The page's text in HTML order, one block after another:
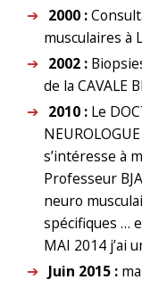
2000 :
musculaires à
2002 :
de la CAVALE
2010 :Le
s’intéresse à
Professeur
neuro
spécifiques …
MAI 2014 j’ai
Juin 2015 :